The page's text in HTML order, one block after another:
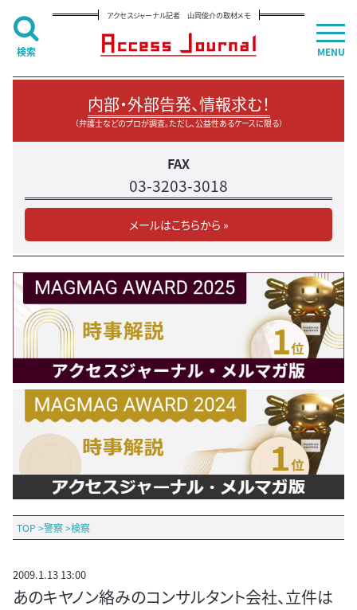
アクセスジャーナル記者 山岡俊介の取材メモ
内部・外部告発、情報求む！
（弁護士などのプロが調査。ただし、公益性あるケースに限る）
FAX
03-3203-3018
メールはこちらから »
TOP >警察>検察
2009.1.13 13:00
あのキヤノン絡みのコンサルタント会社、立件は
MENU
検索